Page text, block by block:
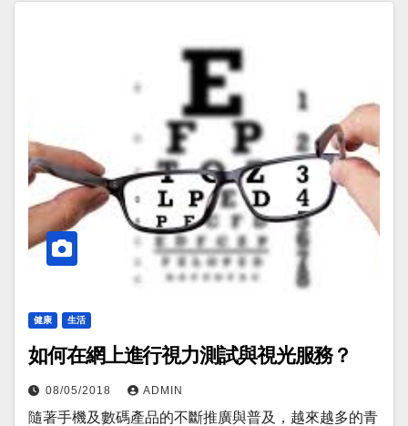
健康 生活
如何在網上進行視力測試與視光服務？
08/05/2018 ADMIN
隨著手機及數碼產品的不斷推廣與普及，越來越多的青